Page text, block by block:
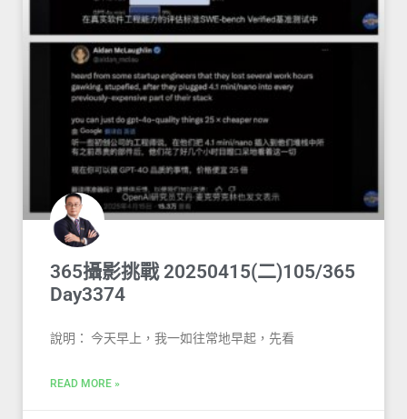
365攝影挑戰 20250415(二)105/365
Day3374
說明： 今天早上，我一如往常地早起，先看
READ MORE »